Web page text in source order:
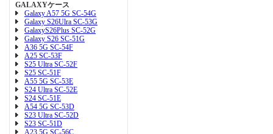
GALAXYケース
Galaxy A57 5G SC-54G
Galaxy S26Ulra SC-53G
GalaxyS26Plus SC-52G
Galaxy S26 SC-51G
A36 5G SC-54F
A25 SC-53F
S25 Ultra SC-52F
S25 SC-51F
A55 5G SC-53E
S24 Ultra SC-52E
S24 SC-51E
A54 5G SC-53D
S23 Ultra SC-52D
S23 SC-51D
A23 5G SC-56C